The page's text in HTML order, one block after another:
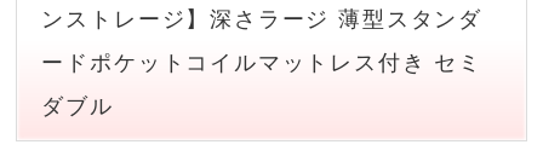
ンストレージ】深さラージ 薄型スタンダ
ードポケットコイルマットレス付き セミ
ダブル